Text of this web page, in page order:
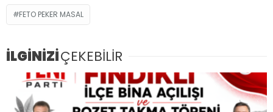
FETO PEKER MASAL
İLGİNİZİÇEKEBİLİR